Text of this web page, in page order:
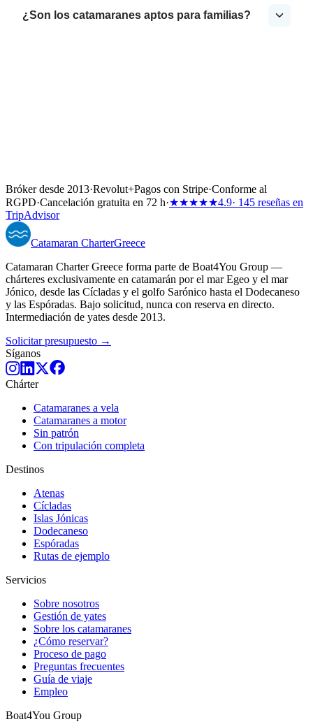
¿Son los catamaranes aptos para familias?
Bróker desde 2013·Revolut+Pagos con Stripe·Conforme al
RGPD·Cancelación gratuita en 72 h·★★★★★4.9· 145 reseñas en
TripAdvisor
Catamaran CharterGreece
Catamaran Charter Greece forma parte de Boat4You Group —
chárteres exclusivamente en catamarán por el mar Egeo y el mar
Jónico, desde las Cícladas y el golfo Sarónico hasta el Dodecaneso
y las Espóradas. Bajo solicitud, nunca con reserva en directo.
Intermediación de yates desde 2013.
Solicitar presupuesto →
Síganos
Chárter
Catamaranes a vela
Catamaranes a motor
Sin patrón
Con tripulación completa
Destinos
Atenas
Cícladas
Islas Jónicas
Dodecaneso
Espóradas
Rutas de ejemplo
Servicios
Sobre nosotros
Gestión de yates
Sobre los catamaranes
¿Cómo reservar?
Proceso de pago
Preguntas frecuentes
Guía de viaje
Empleo
Boat4You Group